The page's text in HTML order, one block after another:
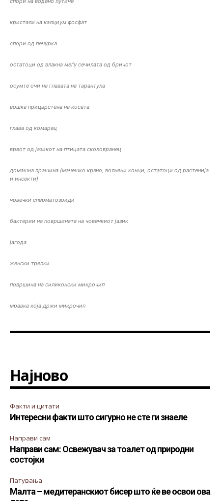
кристали на калциум фосфат
спори од печурка
остатоци од влакна меѓу сечилата од бричот
осумте очи на главата на тарантула
вошка прицврстена на косата
глава од комарец
врвот од јазикот на птицата сколовранец
домашна прашина (мачешко крзно, волнени конци, остатоци од растенија
и инсекти)
човечки сперматозоиди
бактерии на површината на човечкиот јазик
јагода
женски трепки
површина на силиконски микрочип
мравка која држи микрочип
Најново
Факти и цитати
Интересни факти што сигурно не сте ги знаеле
Направи сам
Направи сам: Освежувач за тоалет од природни
состојки
Патувања
Малта – медитеранскиот бисер што ќе ве освои ова